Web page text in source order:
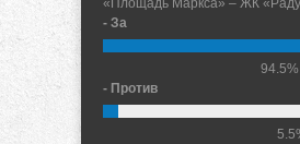
«Площадь Маркса» – ЖК
- За
94.5%
- Против